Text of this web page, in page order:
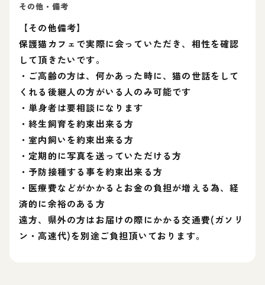
その他・備考
【その他備考】
保護猫カフェで実際に会っていただき、相性を確認
して頂きたいです。
・ご高齢の方は、何かあった時に、猫の世話をして
くれる後継人の方がいる人のみ可能です
・単身者は要相談になります
・終生飼育を約束出来る方
・室内飼いを約束出来る方
・定期的に写真を送っていただける方
・予防接種する事を約束出来る方
・医療費などがかかるとお金の負担が増える為、経
済的に余裕のある方
遠方、県外の方はお届けの際にかかる交通費(ガソリ
ン・高速代)を別途ご負担頂いております。